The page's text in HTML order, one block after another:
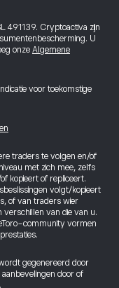
491139. Cryptoactiva zijn
U
onze Algemene
voor toekomstige
traders te volgen en/of
met zich mee, zelfs
kopieert of repliceert.
volgt/kopieert
of van traders wier
verschillen van die van u.
community vormen
gegenereerd door
door of